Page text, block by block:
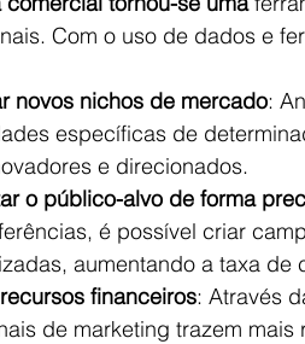
Com o uso de dados e
novos nichos de mercado:
específicas de
e direcionados.
o público-alvo de forma
é possível criar
aumentando a taxa de
financeiros: Através
de marketing trazem mais